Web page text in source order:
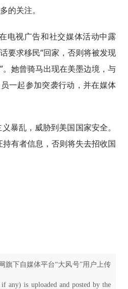
的关注。
电视广告和社交媒体活动中露
要求移民“回家，否则将被发现
。她曾骑马出现在美墨边境，与
一起参加突袭行动，并在媒体
暴乱，威胁到美国国家安全。
有者信息，否则将失去招收国
旗下自媒体平台“大风号”用户上传
any) is uploaded and posted by the